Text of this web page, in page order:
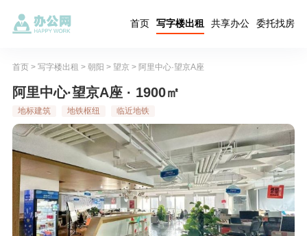
首页 写字楼出租 共享办公 委托找房
首页> 写字楼出租 > 朝阳 > 望京> 阿里中心·望京A座
阿里中心·望京A座 · 1900㎡
地标建筑 地铁枢纽 临近地铁